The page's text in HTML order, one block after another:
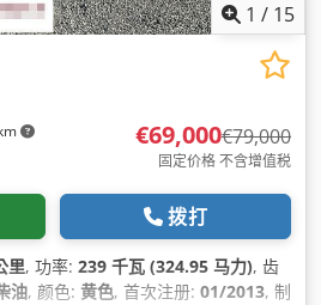
1 / 15
€69,000€79,000
固定价格 不含增值税
拨打
里, 功率: 239 千瓦 (324.95 马力), 齿
油, 颜色: 黄色, 首次注册: 01/2013, 制